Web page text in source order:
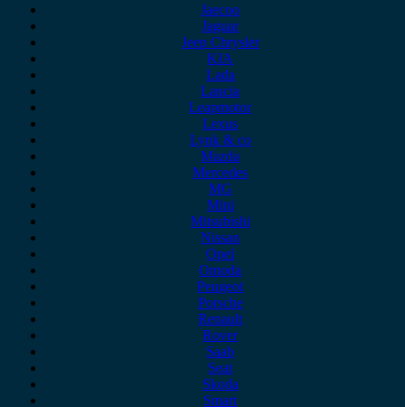
Jaecoo
Jaguar
Jeep Chrysler
KIA
Lada
Lancia
Leapmotor
Lexus
Lynk & co
Mazda
Mercedes
MG
Mini
Mitsubishi
Nissan
Opel
Omoda
Peugeot
Porsche
Renault
Rover
Saab
Seat
Skoda
Smart